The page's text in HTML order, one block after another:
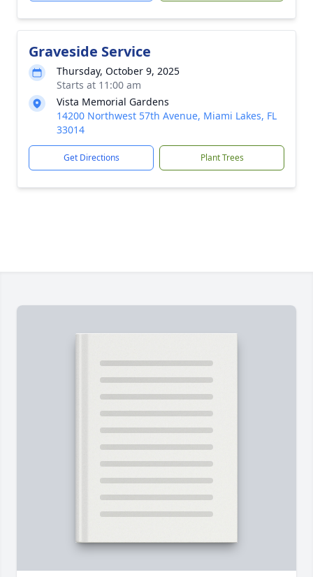
Graveside Service
Thursday, October 9, 2025
Starts at 11:00 am
Vista Memorial Gardens
14200 Northwest 57th Avenue, Miami Lakes, FL
33014
Get Directions Plant Trees